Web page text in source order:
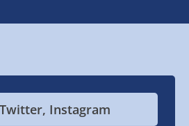
Instagram